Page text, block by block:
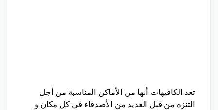
تعد الكافيهات أنها من الأماكن المناسبة من أجل
التنزه من قبل العديد من الأصدقاء فى كل مكان و